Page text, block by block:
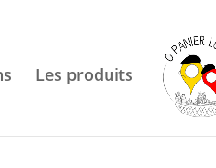
Les produits